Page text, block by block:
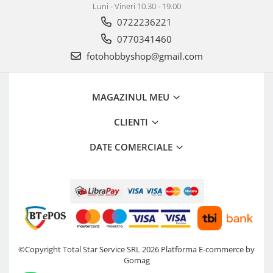
Luni - Vineri 10.30 - 19.00
0722236221
0770341460
fotohobbyshop@gmail.com
MAGAZINUL MEU
CLIENTI
DATE COMERCIALE
©Copyright Total Star Service SRL 2026 Platforma E-commerce by
Gomag